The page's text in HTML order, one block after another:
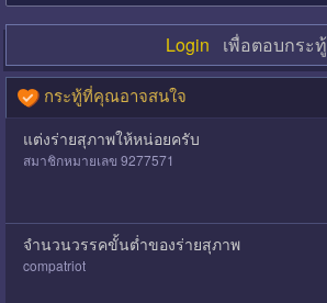
Login เพื่อตอบกระทู้
กระทู้ที่คุณอาจสนใจ
แต่งร่ายสุภาพให้หน่อยครับ
สมาชิกหมายเลข 9277571
จำนวนวรรคขั้นต่ำของร่ายสุภาพ
compatriot